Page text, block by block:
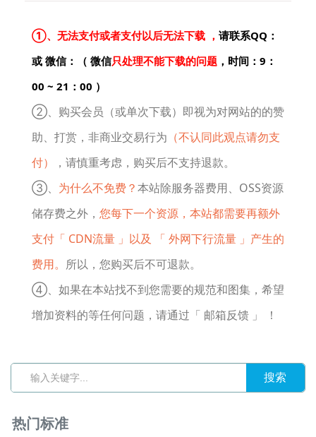
①、无法支付或者支付以后无法下载 ， 请联系QQ：
或 微信：（ 微信只处理不能下载的问题 ，时间：9：
00 ~ 21：00 ）
②、购买会员（或单次下载）即视为对网站的的赞
助、打赏，非商业交易行为 （不认同此观点请勿支
付）
，请慎重考虑，购买后不支持退款。
③、 为什么不免费？本站除服务器费用、OSS资源
储存费之外， 您每下一个资源，本站都需要再额外
支付「 CDN流量 」以及 「 外网下行流量 」产生的
费用。 所以，您购买后不可退款。
④、如果在本站找不到您需要的规范和图集，希望
增加资料的等任何问题，请通过「 邮箱反馈 」 ！
热门标准